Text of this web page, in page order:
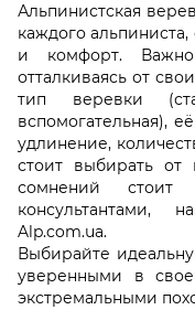
Альпинистская
каждого альпиниста,
и комфорт.
отталкиваясь от
тип веревки
вспомогательная),
удлинение,
стоит выбирать от
сомнений стоит
консультантами,
Alp.com.ua.
Выбирайте
уверенными в
экстремальными